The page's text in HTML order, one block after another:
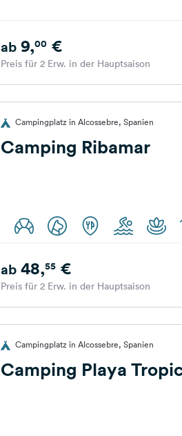
ab9,00€
Preis für 2 Erw. in der Hauptsaison
Campingplatz in Alcossebre, Spanien
Camping Ribamar
ab48,55€
Preis für 2 Erw. in der Hauptsaison
Campingplatz in Alcossebre, Spanien
Camping Playa